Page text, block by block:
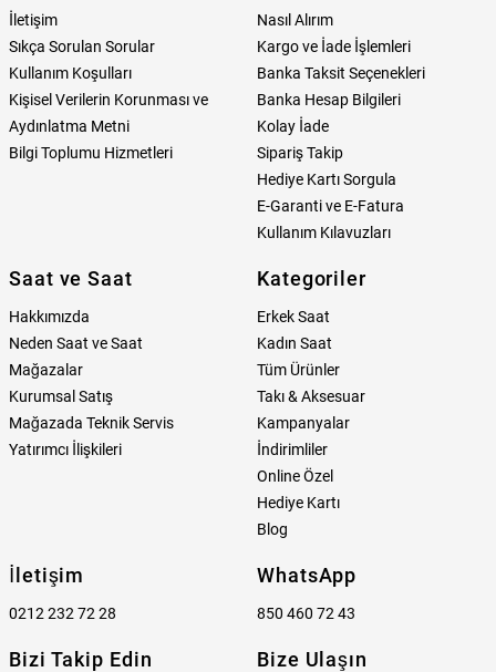
İletişim
Sıkça Sorulan Sorular
Kullanım Koşulları
Kişisel Verilerin Korunması ve
Aydınlatma Metni
Bilgi Toplumu Hizmetleri
Nasıl Alırım
Kargo ve İade İşlemleri
Banka Taksit Seçenekleri
Banka Hesap Bilgileri
Kolay İade
Sipariş Takip
Hediye Kartı Sorgula
E-Garanti ve E-Fatura
Kullanım Kılavuzları
Saat ve Saat
Hakkımızda
Neden Saat ve Saat
Mağazalar
Kurumsal Satış
Mağazada Teknik Servis
Yatırımcı İlişkileri
Kategoriler
Erkek Saat
Kadın Saat
Tüm Ürünler
Takı & Aksesuar
Kampanyalar
İndirimliler
Online Özel
Hediye Kartı
Blog
İletişim
0212 232 72 28
WhatsApp
850 460 72 43
Bizi Takip Edin Bize Ulaşın